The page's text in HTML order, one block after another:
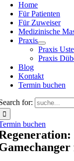
Home
Für Patienten
Für Zuweiser
Medizinische
Praxis
Praxis
Praxis
Blog
Kontakt
Termin buchen
for:
buchen